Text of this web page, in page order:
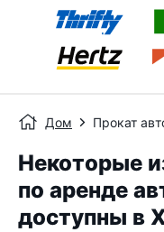
Дом Прокат
Некоторые
по аренде
доступны в